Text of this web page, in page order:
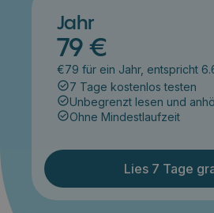
Jahr
79 €
€79 für ein Jahr, entspricht
7 Tage kostenlos testen
Unbegrenzt lesen und
Ohne Mindestlaufzeit
Lies 7 Tage